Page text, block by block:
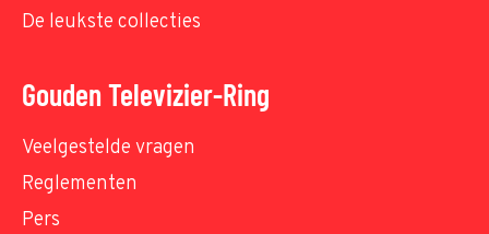
De leukste collecties
Gouden Televizier-Ring
Veelgestelde vragen
Reglementen
Pers